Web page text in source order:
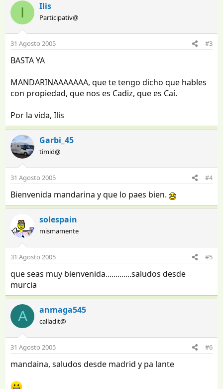
I Ilis
Participativ@
31 Agosto 2005 #3
BASTA YA
MANDARINAAAAAAA, que te tengo dicho que hables
con propiedad, que nos es Cadiz, que es Caí.
Por la vida, Ilis
Garbi_45
timid@
31 Agosto 2005 #4
Bienvenida mandarina y que lo paes bien.
solespain
mismamente
31 Agosto 2005 #5
que seas muy bienvenida.............saludos desde
murcia
A anmaga545
calladit@
31 Agosto 2005 #6
mandaina, saludos desde madrid y pa lante